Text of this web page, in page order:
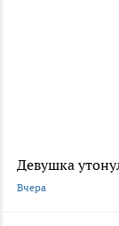
Девушка
Вчера